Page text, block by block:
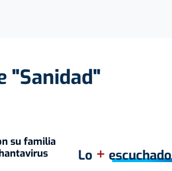
"Sanidad"
su familia
Lo + escuchado